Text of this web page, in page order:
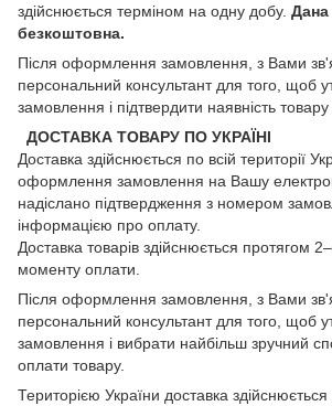
здійснюється терміном на одну добу. Дана
безкоштовна.
Після оформлення замовлення, з Вами
персональний консультант для того, щоб
замовлення і підтвердити наявність товару
ДОСТАВКА ТОВАРУ ПО УКРАЇНІ
Доставка здійснюється по всій території
оформлення замовлення на Вашу
надіслано підтвердження з номером
інформацією про оплату.
Доставка товарів здійснюється протягом
моменту оплати.
Після оформлення замовлення, з Вами
персональний консультант для того, щоб
замовлення і вибрати найбільш зручний
оплати товару.
Територією України доставка